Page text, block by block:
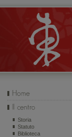
Storia
Statuto
Biblioteca